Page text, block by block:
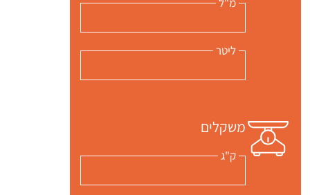
ליטר
משקלים
ק"ג